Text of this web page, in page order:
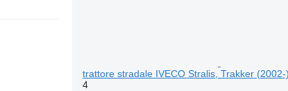
trattore stradale IVECO Stralis, Trakker (2002-)
4